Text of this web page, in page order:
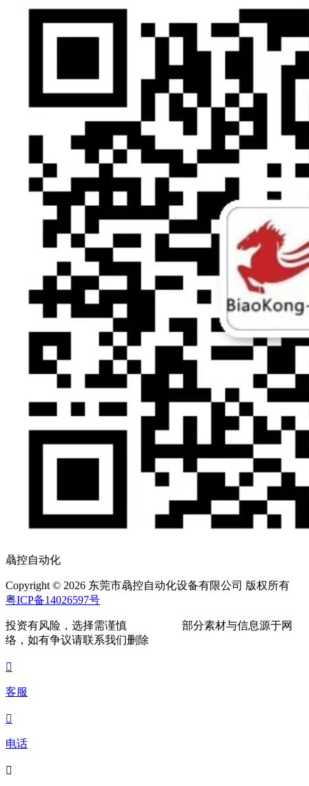
骉控自动化
Copyright © 2026 东莞市骉控自动化设备有限公司 版权所有
粤ICP备14026597号
投资有风险，选择需谨慎 部分素材与信息源于网
络，如有争议请联系我们删除

客服

电话
